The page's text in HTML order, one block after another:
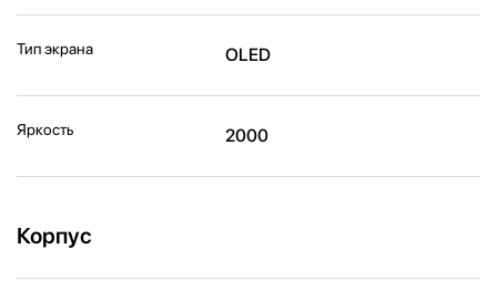
Тип экрана OLED
Яркость 2000
Корпус